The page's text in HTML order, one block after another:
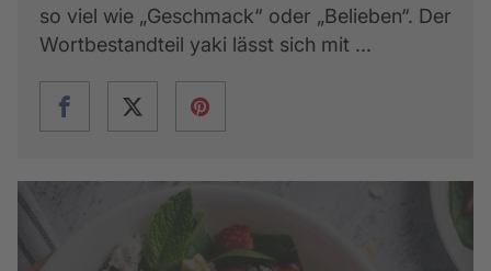
so viel wie „Geschmack“ oder „Belieben“. Der
Wortbestandteil yaki lässt sich mit ...